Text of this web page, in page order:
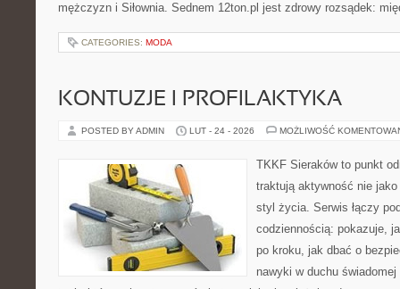
mężczyzn i Siłownia. Sednem 12ton.pl jest zdrowy rozsądek:
CATEGORIES: MODA
KONTUZJE I PROFILAKTYKA
POSTED BY ADMIN LUT - 24 - 2026 MOŻLIWOŚĆ
TKKF Sieraków to punkt
traktują aktywność nie
styl życia. Serwis łączy
codziennością: pokazuje,
po kroku, jak dbać o
nawyki w duchu